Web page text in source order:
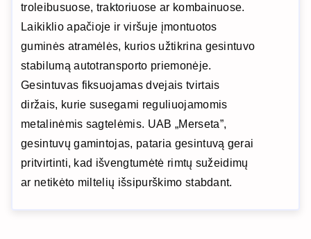
troleibusuose, traktoriuose ar kombainuose.
Laikiklio apačioje ir viršuje įmontuotos
guminės atramėlės, kurios užtikrina gesintuvo
stabilumą autotransporto priemonėje.
Gesintuvas fiksuojamas dvejais tvirtais
diržais, kurie susegami reguliuojamomis
metalinėmis sagtelėmis. UAB „Merseta”,
gesintuvų gamintojas, pataria gesintuvą gerai
pritvirtinti, kad išvengtumėtė rimtų sužeidimų
ar netikėto miltelių išsipurškimo stabdant.